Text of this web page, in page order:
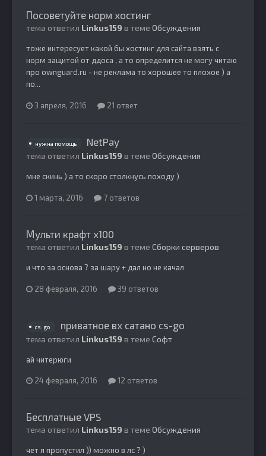
Посоветуйте норм хостинг
тема ответил Linkus159 в теме Обсуждения
тоже интересует какой бы хостинг для сайта взять с
норм защитой от ддоса , а то определится не могу читаю
про ownguard.ru - не реклама то хорошее то плохое ) а
по...
3 апреля, 2016 21 ответ
нужна помощь NetPay
тема ответил Linkus159 в теме Обсуждения
мне скинь ) а то скоро столкнусь походу )
1 марта, 2016 7 ответов
Мульти крафт х100
тема ответил Linkus159 в теме Сборки серверов
и что за основа ? за шару + дал но не качал
28 февраля, 2016 39 ответов
cs: go приватное вх сатано cs-go
тема ответил Linkus159 в теме Софт
ай читерюги
24 февраля, 2016 12 ответов
Бесплатные VPS
тема ответил Linkus159 в теме Обсуждения
чет я пропустил )) можно в лс ? )